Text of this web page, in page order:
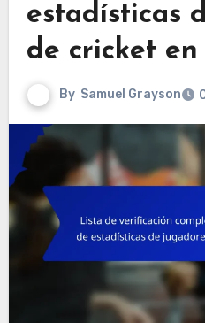
estadísticas
de cricket
By Samuel Grayson